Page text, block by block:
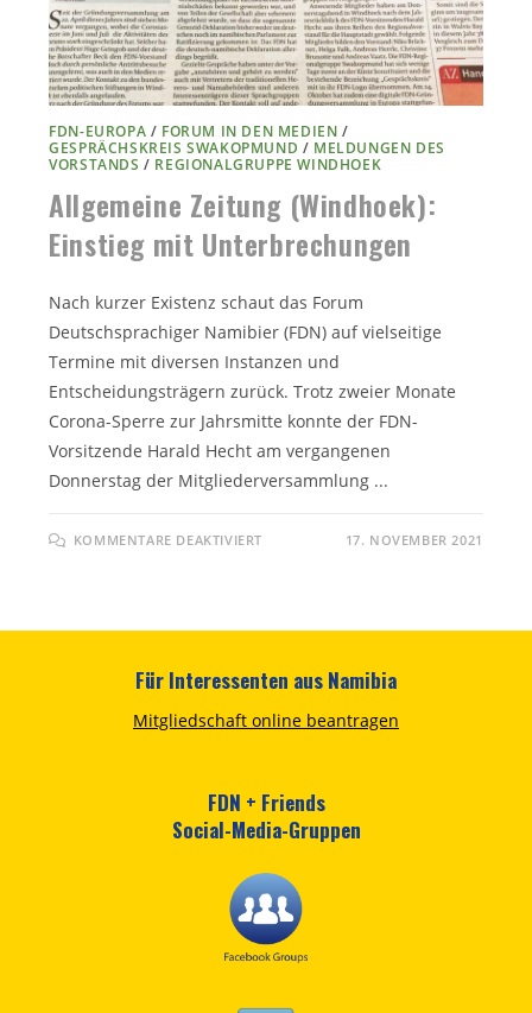
FDN-EUROPA / FORUM IN DEN MEDIEN /
GESPRÄCHSKREIS SWAKOPMUND / MELDUNGEN DES
VORSTANDS / REGIONALGRUPPE WINDHOEK
Allgemeine Zeitung (Windhoek):
Einstieg mit Unterbrechungen
Nach kurzer Existenz schaut das Forum
Deutschsprachiger Namibier (FDN) auf vielseitige
Termine mit diversen Instanzen und
Entscheidungsträgern zurück. Trotz zweier Monate
Corona-Sperre zur Jahrsmitte konnte der FDN-
Vorsitzende Harald Hecht am vergangenen
Donnerstag der Mitgliederversammlung ...
KOMMENTARE DEAKTIVIERT
UNTERBRECHUNGEN
17. NOVEMBER 2021
Für Interessenten aus Namibia
Mitgliedschaft online beantragen
FDN + Friends
Social-Media-Gruppen